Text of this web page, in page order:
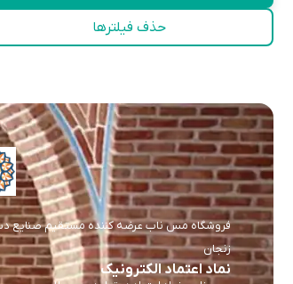
حذف فیلترها
فروشگاه مس ناب عرضه کننده مستقیم صنایع
زنجان
نماد اعتماد الکترونیک